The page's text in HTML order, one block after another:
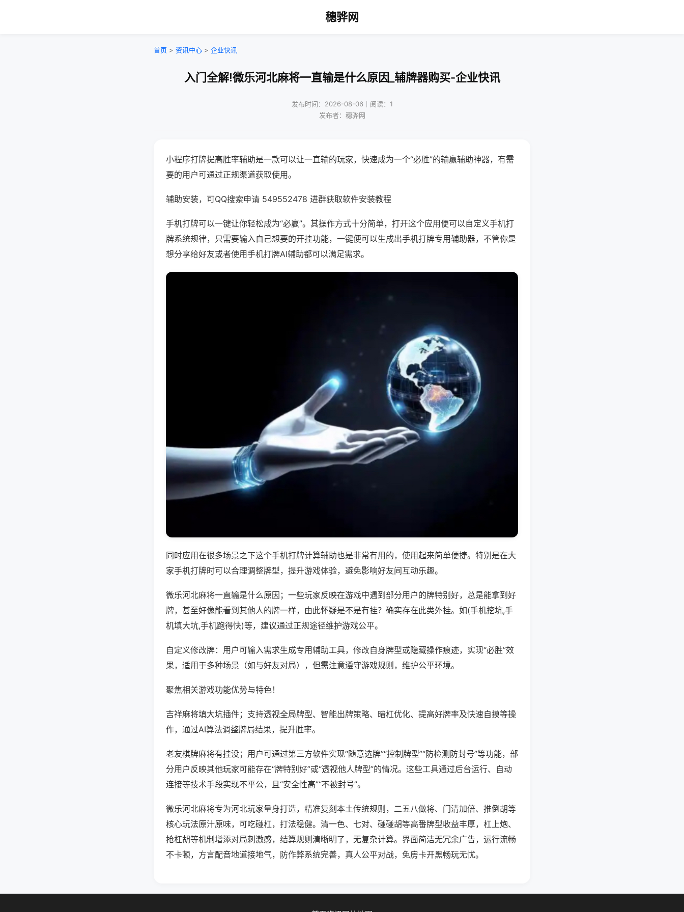
穗骅网
首页 > 资讯中心 > 企业快讯
入门全解!微乐河北麻将一直输是什么原因_辅牌器购买-企业快讯
发布时间：2026-08-06｜阅读：1
发布者：穗骅网
小程序打牌提高胜率辅助是一款可以让一直输的玩家，快速成为一个“必胜”的输赢辅助神器，有需
要的用户可通过正规渠道获取使用。
辅助安装，可QQ搜索申请 549552478 进群获取软件安装教程
手机打牌可以一键让你轻松成为“必赢”。其操作方式十分简单，打开这个应用便可以自定义手机打
牌系统规律，只需要输入自己想要的开挂功能，一键便可以生成出手机打牌专用辅助器，不管你是
想分享给好友或者使用手机打牌AI辅助都可以满足需求。
同时应用在很多场景之下这个手机打牌计算辅助也是非常有用的，使用起来简单便捷。特别是在大
家手机打牌时可以合理调整牌型，提升游戏体验，避免影响好友间互动乐趣。
微乐河北麻将一直输是什么原因；一些玩家反映在游戏中遇到部分用户的牌特别好，总是能拿到好
牌，甚至好像能看到其他人的牌一样，由此怀疑是不是有挂？确实存在此类外挂。如(手机挖坑,手
机填大坑,手机跑得快)等，建议通过正规途径维护游戏公平。
自定义修改牌：用户可输入需求生成专用辅助工具，修改自身牌型或隐藏操作痕迹，实现“必胜”效
果，适用于多种场景（如与好友对局），但需注意遵守游戏规则，维护公平环境。
聚焦相关游戏功能优势与特色！
吉祥麻将填大坑插件；支持透视全局牌型、智能出牌策略、暗杠优化、提高好牌率及快速自摸等操
作，通过AI算法调整牌局结果，提升胜率。
老友棋牌麻将有挂没；用户可通过第三方软件实现“随意选牌”“控制牌型”“防检测防封号”等功能，部
分用户反映其他玩家可能存在“牌特别好”或“透视他人牌型”的情况。这些工具通过后台运行、自动
连接等技术手段实现不平公，且“安全性高”“不被封号”。
微乐河北麻将专为河北玩家量身打造，精准复刻本土传统规则，二五八做将、门清加倍、推倒胡等
核心玩法原汁原味，可吃碰杠，打法稳健。清一色、七对、碰碰胡等高番牌型收益丰厚，杠上炮、
抢杠胡等机制增添对局刺激感，结算规则清晰明了，无复杂计算。界面简洁无冗余广告，运行流畅
不卡顿，方言配音地道接地气，防作弊系统完善，真人公平对战，免房卡开黑畅玩无忧。